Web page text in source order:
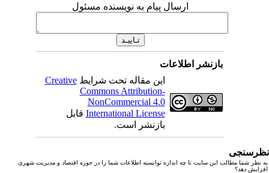
ارسال پیام به نویسنده مسئول
بازنشر اطلاعات
این مقاله تحت شرایطCreative
Commons Attribution-
NonCommercial 4.0
International Licenseقابل
بازنشر است.
نظر شما مطالب این سایت تا چه اندازه توانسته اطلاعات شما را در حوزه اقتصاد و مدیریت شهری
دهد؟